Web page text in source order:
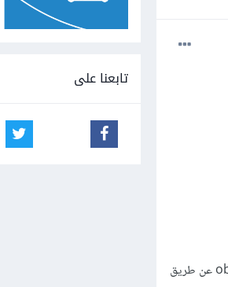
لكنني لم اتعمق كثيرا الى درجة الاجابة عن سؤال ك (لو تنفذ سطر ينشئ object من class ما, هل تم انشاء ذلك ال object عن طريق
تابعنا على